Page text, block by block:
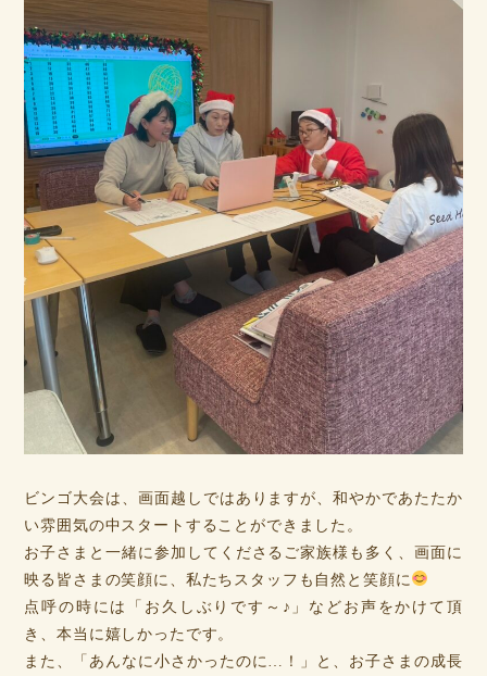
ビンゴ大会は、画面越しではありますが、和やかであたたか
い雰囲気の中スタートすることができました。
お子さまと一緒に参加してくださるご家族様も多く、画面に
映る皆さまの笑顔に、私たちスタッフも自然と笑顔に
点呼の時には「お久しぶりです～♪」などお声をかけて頂
き、本当に嬉しかったです。
また、「あんなに小さかったのに…！」と、お子さまの成長